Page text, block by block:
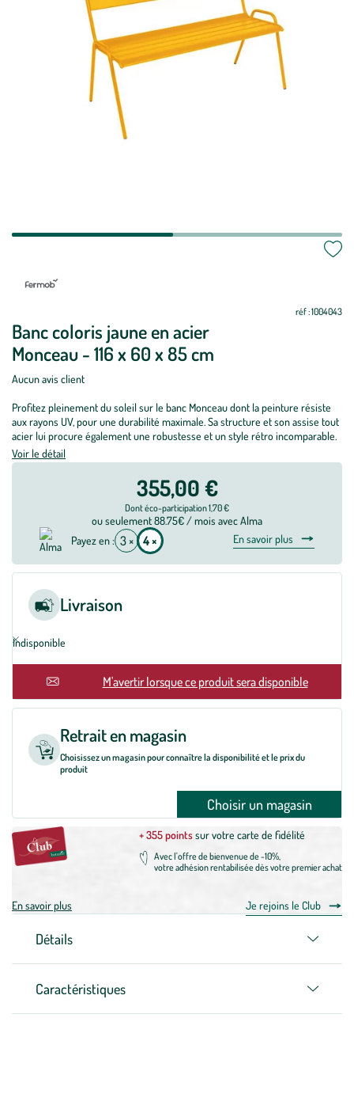
Banc coloris jaune en acier
Monceau - 116 x 60 x 85 cm
réf : 1004043
Aucun avis client
Profitez pleinement du soleil sur le banc Monceau dont la peinture résiste
aux rayons UV, pour une durabilité maximale. Sa structure et son assise tout
acier lui procure également une robustesse et un style rétro incomparable.
Voir le détail
355,00 €
Dont éco-participation 1,70 €
ou seulement 88.75€ / mois avec Alma
Payez en : 3 × 4 × En savoir plus
Livraison
Indisponible
M'avertir lorsque ce produit sera disponible
Retrait en magasin
Choisissez un magasin pour connaître la disponibilité et le prix du
produit
Choisir un magasin
+ 355 pointssur votre carte de fidélité
Avec l'offre de bienvenue de -10%,
votre adhésion rentabilisée dès votre premier achat
En savoir plus Je rejoins le Club
Détails
Caractéristiques